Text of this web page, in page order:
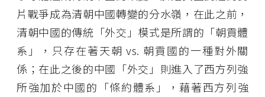
片戰爭成為清朝中國轉變的分水嶺，在此之前，
清朝中國的傳統「外交」模式是所謂的「朝貢體
系」，只存在著天朝 vs. 朝貢國的一種對外關
係；在此之後的中國「外交」則進入了西方列強
所強加於中國的「條約體系」，藉著西方列強